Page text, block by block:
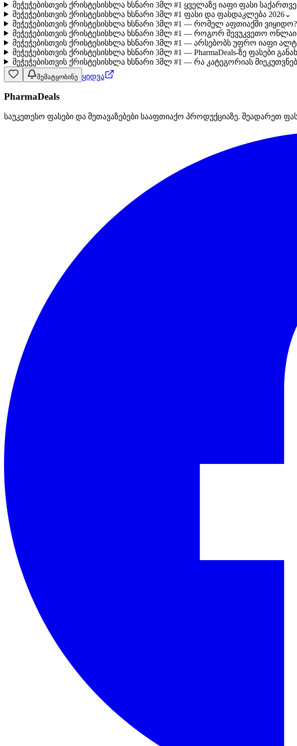
მეჭეჭებისთვის ქრისტესისხლა ხსნარი 3მლ #1 ყველაზე იაფი ფასი
მეჭეჭებისთვის ქრისტესისხლა ხსნარი 3მლ #1 ფასი და ფასდაკლება 2026⌄
მეჭეჭებისთვის ქრისტესისხლა ხსნარი 3მლ #1 — რომელ აფთიაქში ვიყიდო?
მეჭეჭებისთვის ქრისტესისხლა ხსნარი 3მლ #1 — როგორ შევუკვეთო
მეჭეჭებისთვის ქრისტესისხლა ხსნარი 3მლ #1 — არსებობს უფრო იაფი
მეჭეჭებისთვის ქრისტესისხლა ხსნარი 3მლ #1 — PharmaDeals-ზე ფასები
მეჭეჭებისთვის ქრისტესისხლა ხსნარი 3მლ #1 — რა კატეგორიას
შემატყობინე ყიდვა
PharmaDeals
საუკეთესო ფასები და შეთავაზებები სააფთიაქო პროდუქციაზე. შეადარეთ